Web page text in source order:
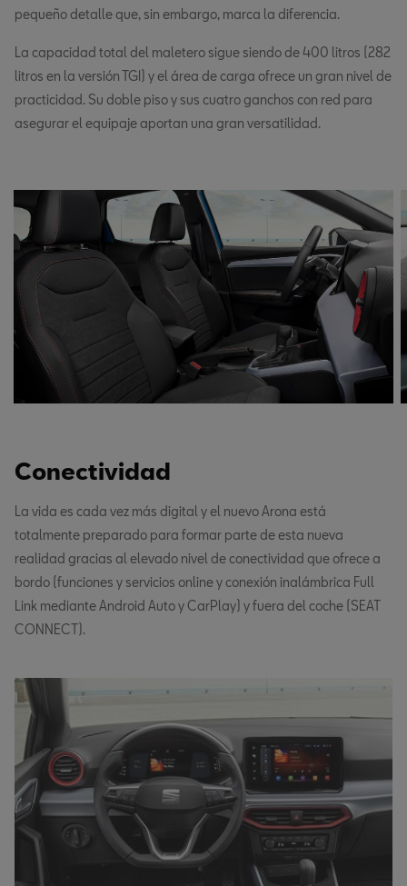
pequeño detalle que, sin embargo, marca la diferencia.
La capacidad total del maletero sigue siendo de 400 litros (282
litros en la versión TGI) y el área de carga ofrece un gran nivel de
practicidad. Su doble piso y sus cuatro ganchos con red para
asegurar el equipaje aportan una gran versatilidad.
Conectividad
La vida es cada vez más digital y el nuevo Arona está
totalmente preparado para formar parte de esta nueva
realidad gracias al elevado nivel de conectividad que ofrece a
bordo (funciones y servicios online y conexión inalámbrica Full
Link mediante Android Auto y CarPlay) y fuera del coche (SEAT
CONNECT).